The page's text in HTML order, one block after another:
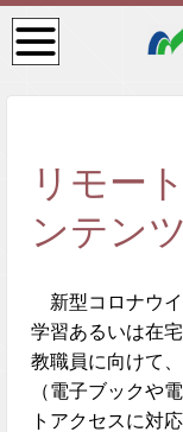
検
索・
メニ
リモー
ンテン
新型コロナウイ
学習あるいは在
教職員に向けて
（電子ブックや
トアクセスに対